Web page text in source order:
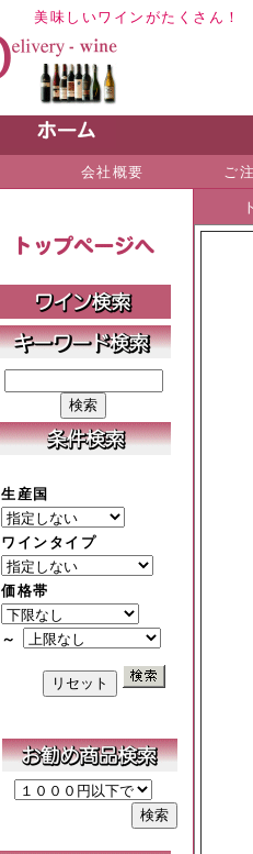
美味しいワインがたくさん！
会社概要 ご
生産国
ワインタイプ
価格帯
～